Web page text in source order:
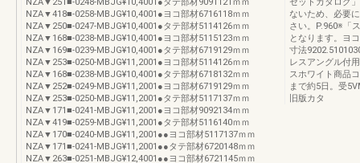
NZA▼418■-0258-MBJG¥10,4001●ヨコ部材6716118ｍｍ
NZA▼250■-0247-MBJG¥10,4001●タテ部材5114126ｍｍ
NZA▼168■-0238-MBJG¥10,4001●ヨコ部材5115123ｍｍ
NZA▼169■-0239-MBJG¥10,4001●タテ部材6719129ｍｍ
NZA▼253■-0250-MBJG¥11,2001●ヨコ部材5114126ｍｍ
NZA▼168■-0238-MBJG¥10,4001●タテ部材6718132ｍｍ
NZA▼252■-0249-MBJG¥11,2001●ヨコ部材6719129ｍｍ
NZA▼253■-0250-MBJG¥11,2001●タテ部材5117137ｍｍ
NZA▼171■-0241-MBJG¥11,2001●ヨコ部材9092134ｍｍ
NZA▼419■-0259-MBJG¥11,2001●タテ部材5116140ｍｍ
NZA▼170■-0240-MBJG¥11,2001●●ヨコ部材5117137ｍｍ
NZA▼171■-0241-MBJG¥11,2001●●タテ部材6720148ｍｍ
NZA▼263■-0251-MBJG¥12,4001●●ヨコ部材6721145ｍｍ
ないため、必要
さい。P.960※「
となります。ヨ
寸法
レスアングル付
スホワイト商品
まで約5日。受
旧版カタ